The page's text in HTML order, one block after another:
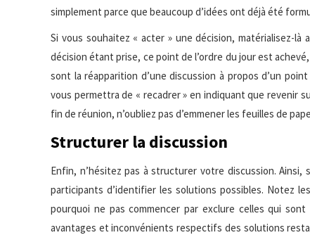
simplement parce que beaucoup d’idées ont déjà été
Si vous souhaitez « acter » une décision, matérialisez-
décision étant prise, ce point de l’ordre du jour est
sont la réapparition d’une discussion à propos d’un
vous permettra de « recadrer » en indiquant que revenir
fin de réunion, n’oubliez pas d’emmener les feuilles de
Structurer la discussion
Enfin, n’hésitez pas à structurer votre discussion. Ainsi,
participants d’identifier les solutions possibles. Notez
pourquoi ne pas commencer par exclure celles qui
avantages et inconvénients respectifs des solutions